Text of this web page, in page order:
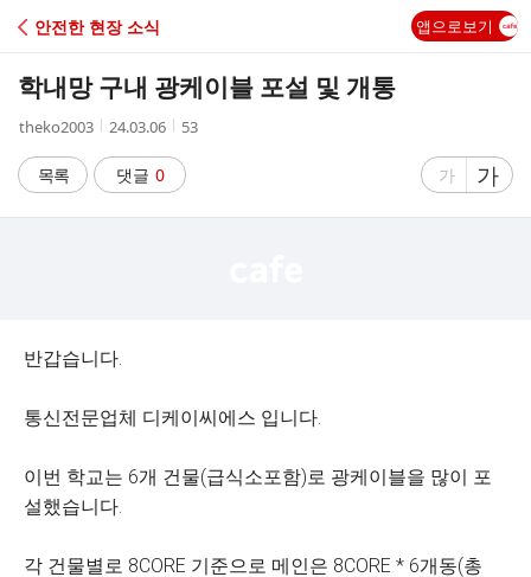
C
A
안전한 현장 소식 앱으로보기
학내망 구내 광케이블 포설 및 개통
작
자
theko2003
작
시
간
24.03.06
조
수
53
목록 댓글 0
글
가
글
자
가
반갑습니다.
통신전문업체 디케이씨에스 입니다.
이번 학교는 6개 건물(급식소포함)로 광케이블을 많이 포
설했습니다.
각 건물별로 8CORE 기준으로 메인은 8CORE * 6개동(총